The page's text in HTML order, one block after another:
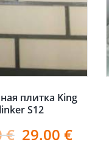
плитка King
S12
€ 29.00 €